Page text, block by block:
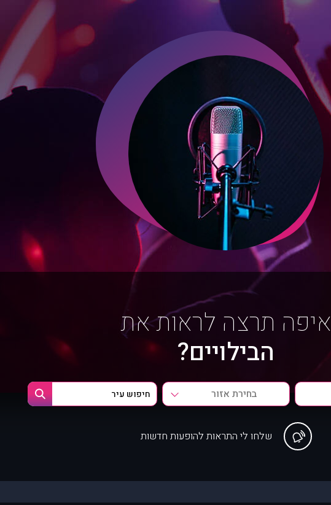
איפה תרצה לראות את
הבילויים?
בחירת אזור
שלחו לי התראות להופעות חדשות